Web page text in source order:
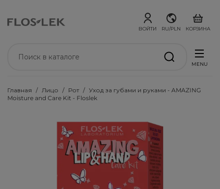
ВОЙТИ RU/PLN КОРЗИНА
MENU
Главная Лицо Рот
Уход за губами и руками - AMAZING
Moisture and Care Kit - Floslek